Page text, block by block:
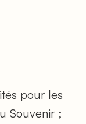
pour les
Souvenir ;